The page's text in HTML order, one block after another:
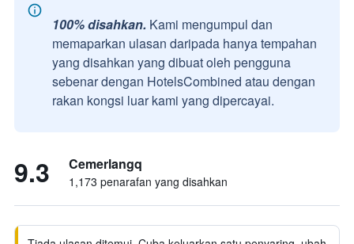
100% disahkan. Kami mengumpul dan
memaparkan ulasan daripada hanya tempahan
yang disahkan yang dibuat oleh pengguna
sebenar dengan HotelsCombined atau dengan
rakan kongsi luar kami yang dipercayai.
9.3 Cemerlangq
1,173 penarafan yang disahkan